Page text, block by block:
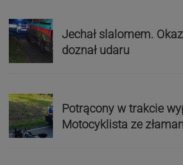
Jechał slalomem.
doznał udaru
Potrącony w trakcie
Motocyklista ze